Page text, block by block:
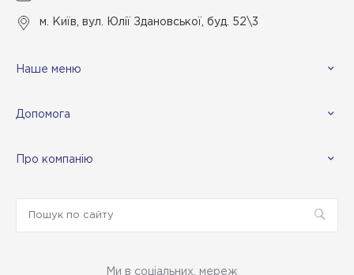
м. Київ, вул. Юлії Здановської, буд. 52\3
Наше меню
Допомога
Про компанію
Ми в соціальних. мереж